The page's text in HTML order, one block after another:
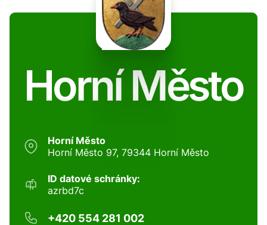
Horní Město
Horní Město
Horní Město 97, 79344 Horní Město
ID datové schránky:
azrbd7c
+420 554 281 002